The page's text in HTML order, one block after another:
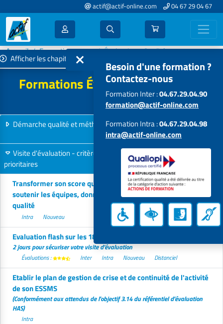
actif@actif-online.com 04 67 29 04 67
Accueil Formations 2027 Évaluation - Qualité
Afficher les chapitres
Formations Évaluation - Qualité -
2027
Démarche qualité et méthodologie d'évaluation (référentiel HAS)
Visite d'évaluation - critères impératifs - plan d'actions
prioritaires
Transformer son score qualiscope en levier de progrès :
soutenir les équipes, donner du sens, piloter un plan d'actions
qualité
Intra Nouveau
Evaluation flash sur les 18 critères impératifs
2 jours pour sécuriser votre visite d’évaluation
Évaluations : Inter Intra Nouveau Distanciel
Etablir le plan de gestion de crise et de continuité de l'activité
de son ESSMS
(Conformément aux attendus de l'objectif 3.14 du référentiel d'évaluation
HAS)
Intra
Besoin d'une formation ?
Contactez-nous
Formation Inter :04.67.29.04.90
formation@actif-online.com
Formation Intra :04.67.29.04.98
intra@actif-online.com